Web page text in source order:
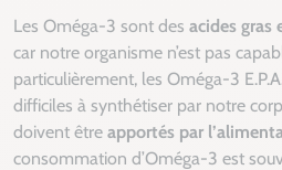
Les Oméga-3 sont des acides gras
car notre organisme n’est pas
particulièrement, les Oméga-3
difficiles à synthétiser par notre
doivent être apportés par
consommation d’Oméga-3 est